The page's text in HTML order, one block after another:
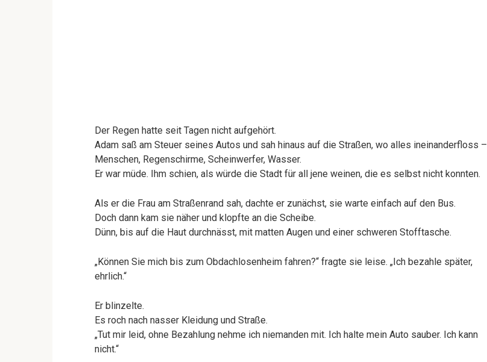
Der Regen hatte seit Tagen nicht aufgehört.
Adam saß am Steuer seines Autos und sah hinaus auf die Straßen, wo alles ineinanderfloss –
Menschen, Regenschirme, Scheinwerfer, Wasser.
Er war müde. Ihm schien, als würde die Stadt für all jene weinen, die es selbst nicht konnten.
Als er die Frau am Straßenrand sah, dachte er zunächst, sie warte einfach auf den Bus.
Doch dann kam sie näher und klopfte an die Scheibe.
Dünn, bis auf die Haut durchnässt, mit matten Augen und einer schweren Stofftasche.
„Können Sie mich bis zum Obdachlosenheim fahren?“ fragte sie leise. „Ich bezahle später,
ehrlich.“
Er blinzelte.
Es roch nach nasser Kleidung und Straße.
„Tut mir leid, ohne Bezahlung nehme ich niemanden mit. Ich halte mein Auto sauber. Ich kann
nicht.“